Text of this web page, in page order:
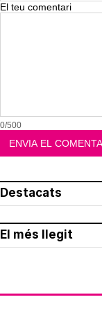
El teu comentari
0/500
Destacats
El més llegit